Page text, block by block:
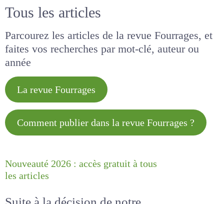
Tous les articles
Parcourez les articles de la revue Fourrages, et
faites vos recherches par mot-clé, auteur ou
année
La revue Fourrages
Comment publier dans la revue
Nouveauté 2026 : accès gratuit à